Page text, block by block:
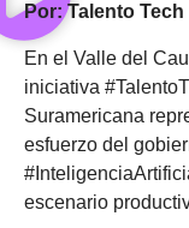
Por: Talento Tech
En el Valle del
iniciativa
Suramericana
esfuerzo del
escenario